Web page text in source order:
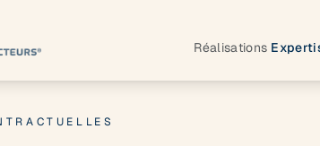
Réalisations